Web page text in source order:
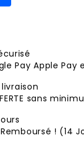
Pay Apple
sans
! (14